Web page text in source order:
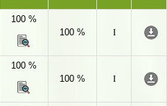
100 %
100 %
I
100 %
100 %
I